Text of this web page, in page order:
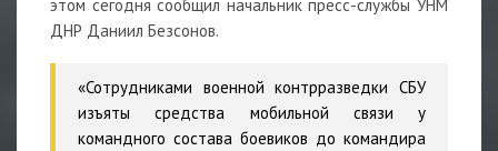
этом сегодня сообщил начальник пресс-службы УНМ
ДНР Даниил Безсонов.
«Сотрудниками военной контрразведки СБУ
изъяты средства мобильной связи у
командного состава боевиков до командира